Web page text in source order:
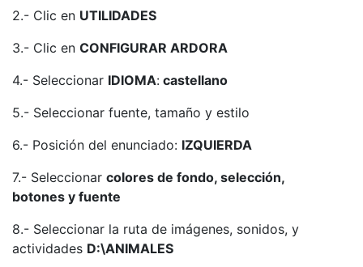
2.- Clic en UTILIDADES
3.- Clic en CONFIGURAR ARDORA
4.- Seleccionar IDIOMA: castellano
5.- Seleccionar fuente, tamaño y estilo
6.- Posición del enunciado: IZQUIERDA
7.- Seleccionar colores de fondo, selección,
botones y fuente
8.- Seleccionar la ruta de imágenes, sonidos, y
actividades D:\ANIMALES